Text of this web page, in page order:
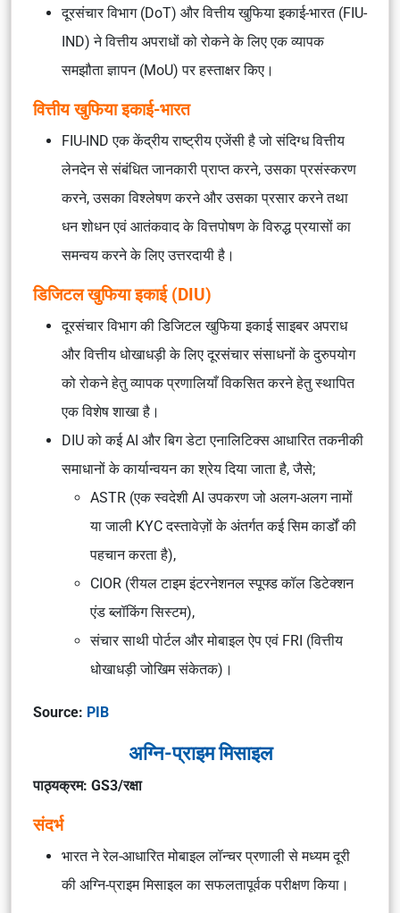
दूरसंचार विभाग (DoT) और वित्तीय खुफिया इकाई-भारत (FIU-
IND) ने वित्तीय अपराधों को रोकने के लिए एक व्यापक
समझौता ज्ञापन (MoU) पर हस्ताक्षर किए।
वित्तीय खुफिया इकाई-भारत
FIU-IND एक केंद्रीय राष्ट्रीय एजेंसी है जो संदिग्ध वित्तीय
लेनदेन से संबंधित जानकारी प्राप्त करने, उसका प्रसंस्करण
करने, उसका विश्लेषण करने और उसका प्रसार करने तथा
धन शोधन एवं आतंकवाद के वित्तपोषण के विरुद्ध प्रयासों का
समन्वय करने के लिए उत्तरदायी है।
डिजिटल खुफिया इकाई (DIU)
दूरसंचार विभाग की डिजिटल खुफिया इकाई साइबर अपराध
और वित्तीय धोखाधड़ी के लिए दूरसंचार संसाधनों के दुरुपयोग
को रोकने हेतु व्यापक प्रणालियाँ विकसित करने हेतु स्थापित
एक विशेष शाखा है।
DIU को कई AI और बिग डेटा एनालिटिक्स आधारित तकनीकी
समाधानों के कार्यान्वयन का श्रेय दिया जाता है, जैसे;
ASTR (एक स्वदेशी AI उपकरण जो अलग-अलग नामों
या जाली KYC दस्तावेज़ों के अंतर्गत कई सिम कार्डों की
पहचान करता है),
CIOR (रीयल टाइम इंटरनेशनल स्पूफ्ड कॉल डिटेक्शन
एंड ब्लॉकिंग सिस्टम),
संचार साथी पोर्टल और मोबाइल ऐप एवं FRI (वित्तीय
धोखाधड़ी जोखिम संकेतक)।
Source: PIB
अग्नि-प्राइम मिसाइल
पाठ्यक्रम: GS3/रक्षा
संदर्भ
भारत ने रेल-आधारित मोबाइल लॉन्चर प्रणाली से मध्यम दूरी
की अग्नि-प्राइम मिसाइल का सफलतापूर्वक परीक्षण किया।